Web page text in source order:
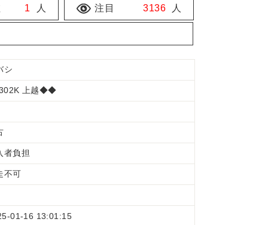
1 人 注目 3136 人
シ
上越◆◆
者負担
不可
01-16 13:01:15